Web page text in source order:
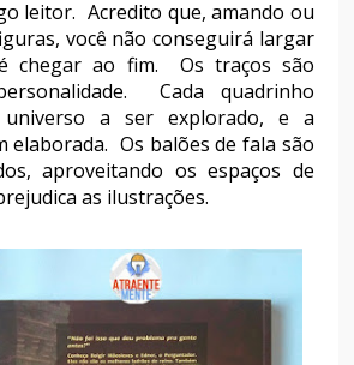
leitor. Acredito que, amando ou
você não conseguirá largar
chegar ao fim. Os traços são
Cada quadrinho
a ser explorado, e a
elaborada. Os balões de fala são
aproveitando os espaços de
as ilustrações.